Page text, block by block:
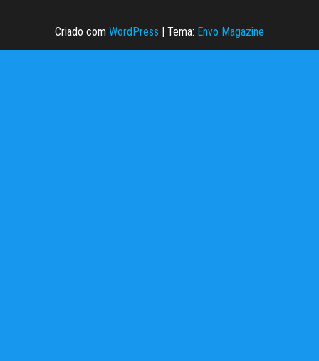
Criado com WordPress Tema: Envo Magazine